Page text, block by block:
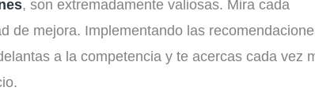
, son extremadamente valiosas. Mira cada
de mejora. Implementando las
a la competencia y te acercas cada vez